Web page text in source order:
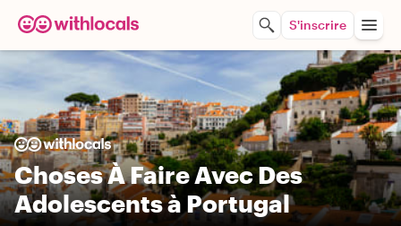
S'inscrire
Choses À Faire Avec Des
Adolescents à Portugal